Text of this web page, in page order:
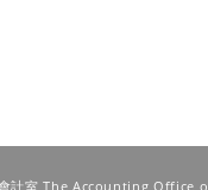
會計室 The Accounting